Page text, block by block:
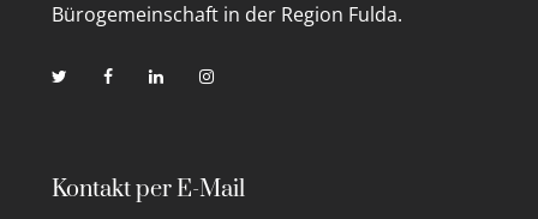
Bürogemeinschaft in der Region Fulda.
Kontakt per E-Mail